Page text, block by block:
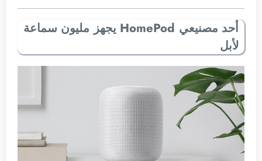
أحد مصنيعي HomePod يجهز مليون سماعة
لأبل